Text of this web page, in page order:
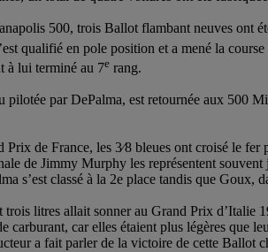
500, trois Ballot flambant neuves ont
qualifié en pole position et a mené la
à lui terminé au 7e rang.
pilotée par DePalma, est retournée aux 500
de France, les 3⁄8 bleues ont croisé le
de Jimmy Murphy les représentent
s’est classé à la 2e place tandis que
trois litres allait sonner au Grand Prix d’Italie
carburant, car elles étaient plus légères que
a fait parler de la victoire de cette Ballot